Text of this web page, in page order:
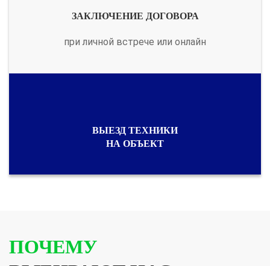
ЗАКЛЮЧЕНИЕ ДОГОВОРА
при личной встрече или онлайн
ВЫЕЗД ТЕХНИКИ
НА ОБЪЕКТ
ПОЧЕМУ